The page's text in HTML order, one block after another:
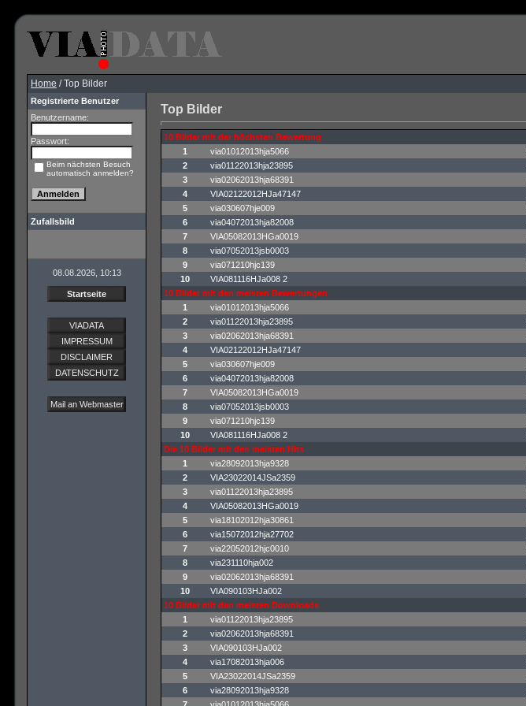
Home / Top Bilder
Registrierte Benutzer
Benutzername:
Passwort:
Beim nächsten Besuch
automatisch anmelden?
Zufallsbild
08.08.2026, 10:13
Startseite
VIADATA
IMPRESSUM
DISCLAIMER
DATENSCHUTZ
Mail an Webmaster
Top Bilder
10 Bilder mit der höchsten Bewertung
1
via01012013hja5066
2
via01122013hja23895
3
via02062013hja68391
4
VIA02122012HJa47147
5
via030607hje009
6
via04072013hja82008
7
VIA05082013HGa0019
8
via07052013jsb0003
9
via071210hjc139
10
VIA081116HJa008 2
10 Bilder mit den meisten Bewertungen
1
via01012013hja5066
2
via01122013hja23895
3
via02062013hja68391
4
VIA02122012HJa47147
5
via030607hje009
6
via04072013hja82008
7
VIA05082013HGa0019
8
via07052013jsb0003
9
via071210hjc139
10
VIA081116HJa008 2
Die 10 Bilder mit den meisten Hits
1
via28092013hja9328
2
VIA23022014JSa2359
3
via01122013hja23895
4
VIA05082013HGa0019
5
via18102012hja30861
6
via15072012hja27702
7
via22052012hjc0010
8
via231110hja002
9
via02062013hja68391
10
VIA090103HJa002
10 Bilder mit den meisten Downloads
1
via01122013hja23895
2
via02062013hja68391
3
VIA090103HJa002
4
via17082013hja006
5
VIA23022014JSa2359
6
via28092013hja9328